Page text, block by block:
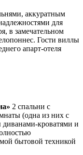
аккуратным
для
в замечательном
Гости виллы
апарт-отеля
2 спальни с
(одна из них с
кроватями и
бытовой техникой